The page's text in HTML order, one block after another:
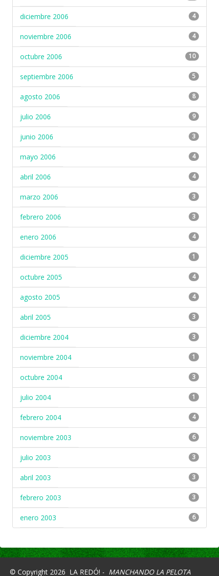
diciembre 2006 4
noviembre 2006 4
octubre 2006 10
septiembre 2006 5
agosto 2006 8
julio 2006 9
junio 2006 3
mayo 2006 4
abril 2006 4
marzo 2006 3
febrero 2006 3
enero 2006 4
diciembre 2005 1
octubre 2005 4
agosto 2005 4
abril 2005 3
diciembre 2004 3
noviembre 2004 1
octubre 2004 3
julio 2004 1
febrero 2004 4
noviembre 2003 6
julio 2003 3
abril 2003 3
febrero 2003 3
enero 2003 6
© Copyright 2026 LA REDÓ! - MANCHANDO LA PELOTA